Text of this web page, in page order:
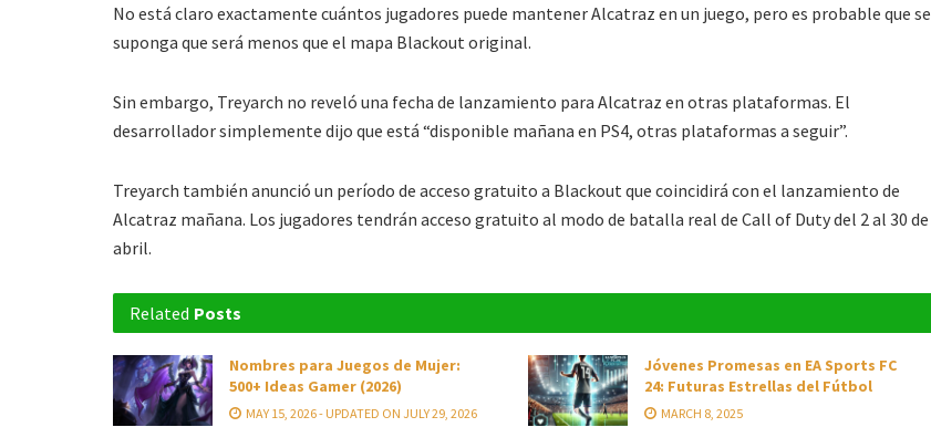
No está claro exactamente cuántos jugadores puede mantener Alcatraz en un juego, pero es probable que se
suponga que será menos que el mapa Blackout original.
Sin embargo, Treyarch no reveló una fecha de lanzamiento para Alcatraz en otras plataformas. El
desarrollador simplemente dijo que está “disponible mañana en PS4, otras plataformas a seguir”.
Treyarch también anunció un período de acceso gratuito a Blackout que coincidirá con el lanzamiento de
Alcatraz mañana. Los jugadores tendrán acceso gratuito al modo de batalla real de Call of Duty del 2 al 30 de
abril.
Related Posts
Nombres para Juegos de Mujer:
500+ Ideas Gamer (2026)
MAY 15, 2026 - UPDATED ON JULY 29, 2026
Jóvenes Promesas en EA Sports FC
24: Futuras Estrellas del Fútbol
MARCH 8, 2025